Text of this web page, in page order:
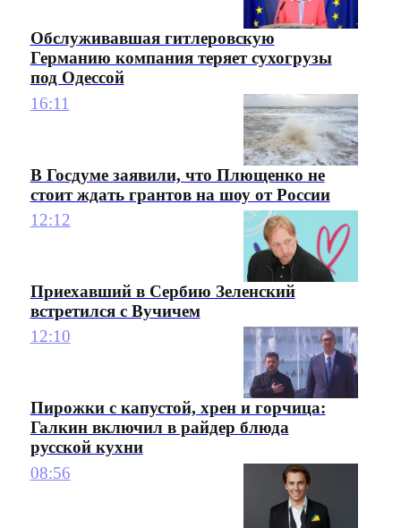
Обслуживавшая гитлеровскую
Германию компания теряет сухогрузы
под Одессой
16:11
В Госдуме заявили, что Плющенко не
стоит ждать грантов на шоу от России
12:12
Приехавший в Сербию Зеленский
встретился с Вучичем
12:10
Пирожки с капустой, хрен и горчица:
Галкин включил в райдер блюда
русской кухни
08:56